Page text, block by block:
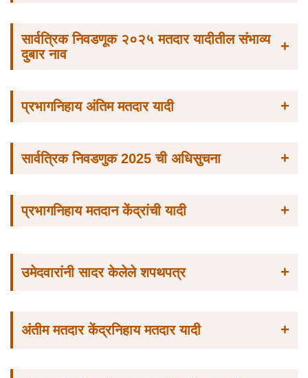
सार्वत्रिक निवडणूक २०२५ मतदार यादीतील संभाव्य
दुबार नाव
+
प्रभागनिहाय अंतिम मतदार यादी +
सार्वत्रिक निवडणुक 2025 ची अधिसुचना +
प्रभागनिहाय मतदान केंद्रांची यादी +
उमेदवारांनी सादर केलेले शपथपत्र +
अंतीम मतदार केंद्रनिहाय मतदार यादी +